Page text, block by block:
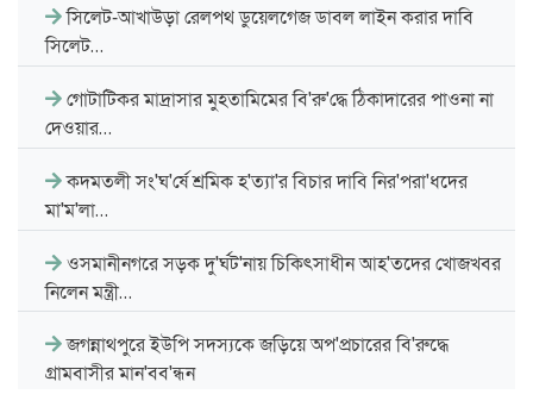
সিলেট-আখাউড়া রেলপথ ডুয়েলগেজ ডাবল লাইন করার দাবি
সিলেট…
গোটাটিকর মাদ্রাসার মুহতামিমের বি'রু'দ্ধে ঠিকাদারের পাওনা না
দেওয়ার…
কদমতলী সং'ঘ'র্ষে শ্রমিক হ'ত্যা'র বিচার দাবি নির'পরা'ধদের
মা'ম'লা…
ওসমানীনগরে সড়ক দু'র্ঘট'নায় চিকিৎসাধীন আহ'তদের খোজখবর
নিলেন মন্ত্রী…
জগন্নাথপুরে ইউপি সদস্যকে জড়িয়ে অপ'প্রচারের বি'রুদ্ধে
গ্রামবাসীর মান'বব'ন্ধন